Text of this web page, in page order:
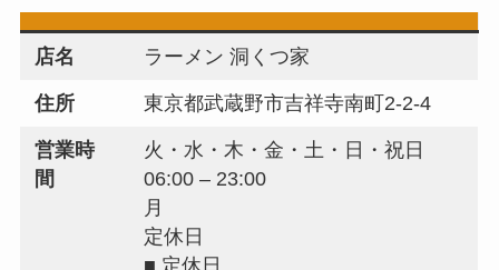
店名 ラーメン 洞くつ家
住所 東京都武蔵野市吉祥寺南町2-2-4
営業時
間
火・水・木・金・土・日・祝日
06:00 – 23:00
月
定休日